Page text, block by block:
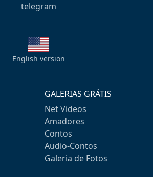
telegram
English version
GALERIAS GRÁTIS
Net Videos
Amadores
Contos
Audio-Contos
Galeria de Fotos